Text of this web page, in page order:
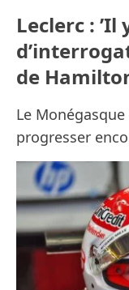
Leclerc :
de
Le
progresser